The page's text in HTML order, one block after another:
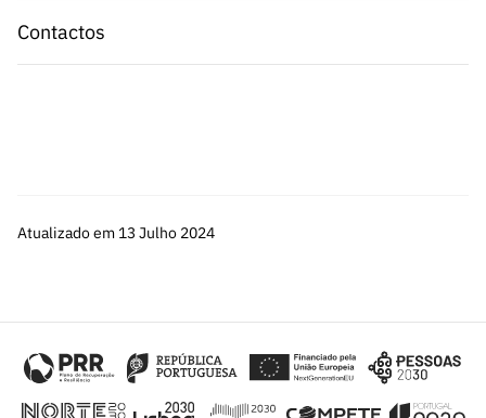
Contactos
Atualizado em 13 Julho 2024